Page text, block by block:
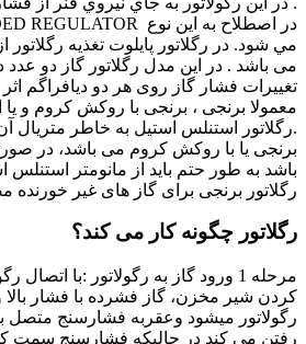
در اصطلاح به اين نوع
مي شود. در رگلاتور پایلوت تغذیه رگلاتور
می باشد . در این مدل رگلاتور گاز دو عدد
تغییرات فشار گاز روی هر دو دیافراگم اثر
معمولا برنجی ، برنجی با روکش کروم و
.رگلاتور استنلس استیل به خاطر متریال
برنجی یا با روکش کروم می باشد، در
باشد به طور حتم باید از مانومتر استنلس
رگلاتور برنجی برای گاز های غیر خورنده
رگلاتور چگونه کار می کند؟
ﻣﺮﺣﻠﻪ 1 ورود ﮔﺎز ﺑﻪ رﮔﻮﻻﺗﻮر :ﺑﺎ اﺗﺼﺎل
ﮐﺮدن ﺷﯿﺮ مخزن، ﮔﺎز ﻓﺸﺮده ﺑﺎ ﻓﺸﺎر ﺑﺎﻻ
رﮔﻮﻻﺗﻮر ﻣﯿﺸﻮد وﻋﻘﺮﺑﻪ ﻓﺸﺎرﺳﻨﺞ ﻣﺘﺼﻞ
رﻓﺘﻦ ﻣﯽ ﮐﻨﺪ در ﺣﺎﻟﯿﮑﻪ ﻓﺸﺎرﺳﻨﺞ ﺳﻤﺖ